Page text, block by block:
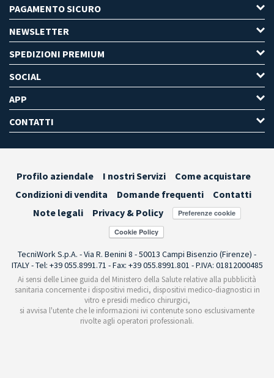
PAGAMENTO SICURO
NEWSLETTER
SPEDIZIONI PREMIUM
SOCIAL
APP
CONTATTI
Profilo aziendale I nostri Servizi
Come acquistare
Condizioni di vendita
Domande frequenti
Contatti
Note legali
Privacy & Policy Preferenze cookie
TecniWork S.p.A. - Via R. Benini 8 - 50013 Campi Bisenzio (Firenze) -
ITALY - Tel: +39 055.8991.71 - Fax: +39 055.8991.801 - P.IVA: 01812000485
Ai sensi delle Linee guida del Ministero della Salute relative alla pubblicità
sanitaria concernente i dispositivi medici, dispositivi medico-diagnostici in
vitro e presidi medico chirurgici,
si avvisa l'utente che le informazioni ivi contenute sono esclusivamente
rivolte agli operatori professionali.